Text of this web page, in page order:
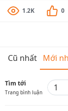
1.2K 0
Cũ nhất Mới
Tìm tới
Trang bình luận